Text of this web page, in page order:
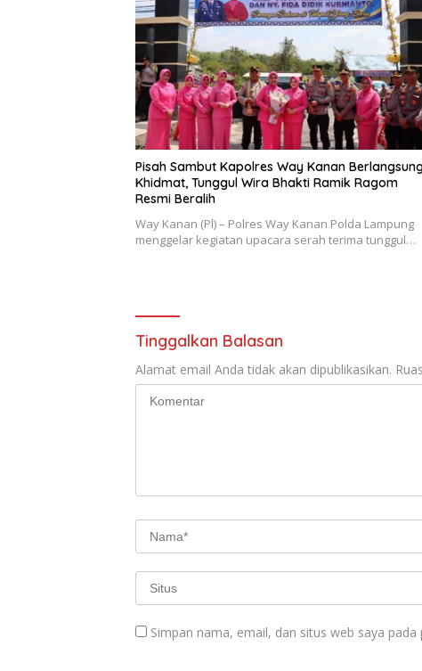
Pisah Sambut Kapolres Way Kanan
Khidmat, Tunggul Wira Bhakti Ramik Ragom
Resmi Beralih
Way Kanan (Pl) – Polres Way Kanan Polda Lampung
menggelar kegiatan upacara serah terima tunggul…
Tinggalkan Balasan
Alamat email Anda tidak akan dipublikasikan.
Simpan nama, email, dan situs web saya